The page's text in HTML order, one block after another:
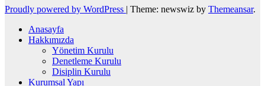
Proudly powered by WordPress | Theme: newswiz by Themeansar.
Anasayfa
Hakkımızda
Yönetim Kurulu
Denetleme Kurulu
Disiplin Kurulu
Kurumsal Yapı